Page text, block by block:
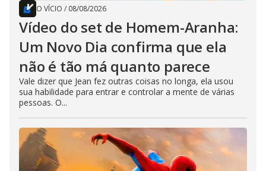
O VÍCIO / 08/08/2026
Vídeo do set de Homem-Aranha:
Um Novo Dia confirma que ela
não é tão má quanto parece
Vale dizer que Jean fez outras coisas no longa, ela usou
sua habilidade para entrar e controlar a mente de várias
pessoas. O...